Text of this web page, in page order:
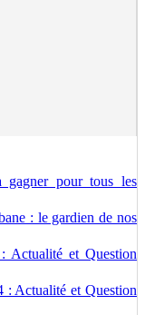
gagner pour tous les
: le gardien de nos
Actualité et Question
: Actualité et Question